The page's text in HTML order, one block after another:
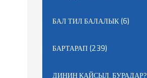
БАЛ ТИЛ БАЛАЛЫК(6)
БАРТАРАП(239)
ДИНИҢ КАЙСЫЛ, БУРАДАР?